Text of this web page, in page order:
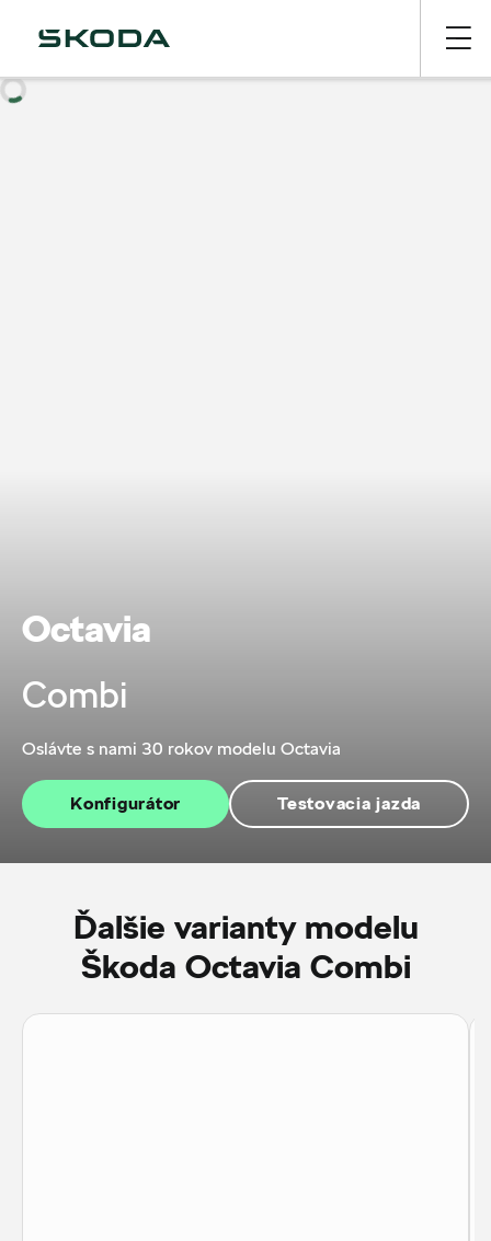
Octavia
Combi
Oslávte s nami 30 rokov modelu Octavia
Konfigurátor Testovacia jazda
Ďalšie varianty modelu
Škoda Octavia Combi